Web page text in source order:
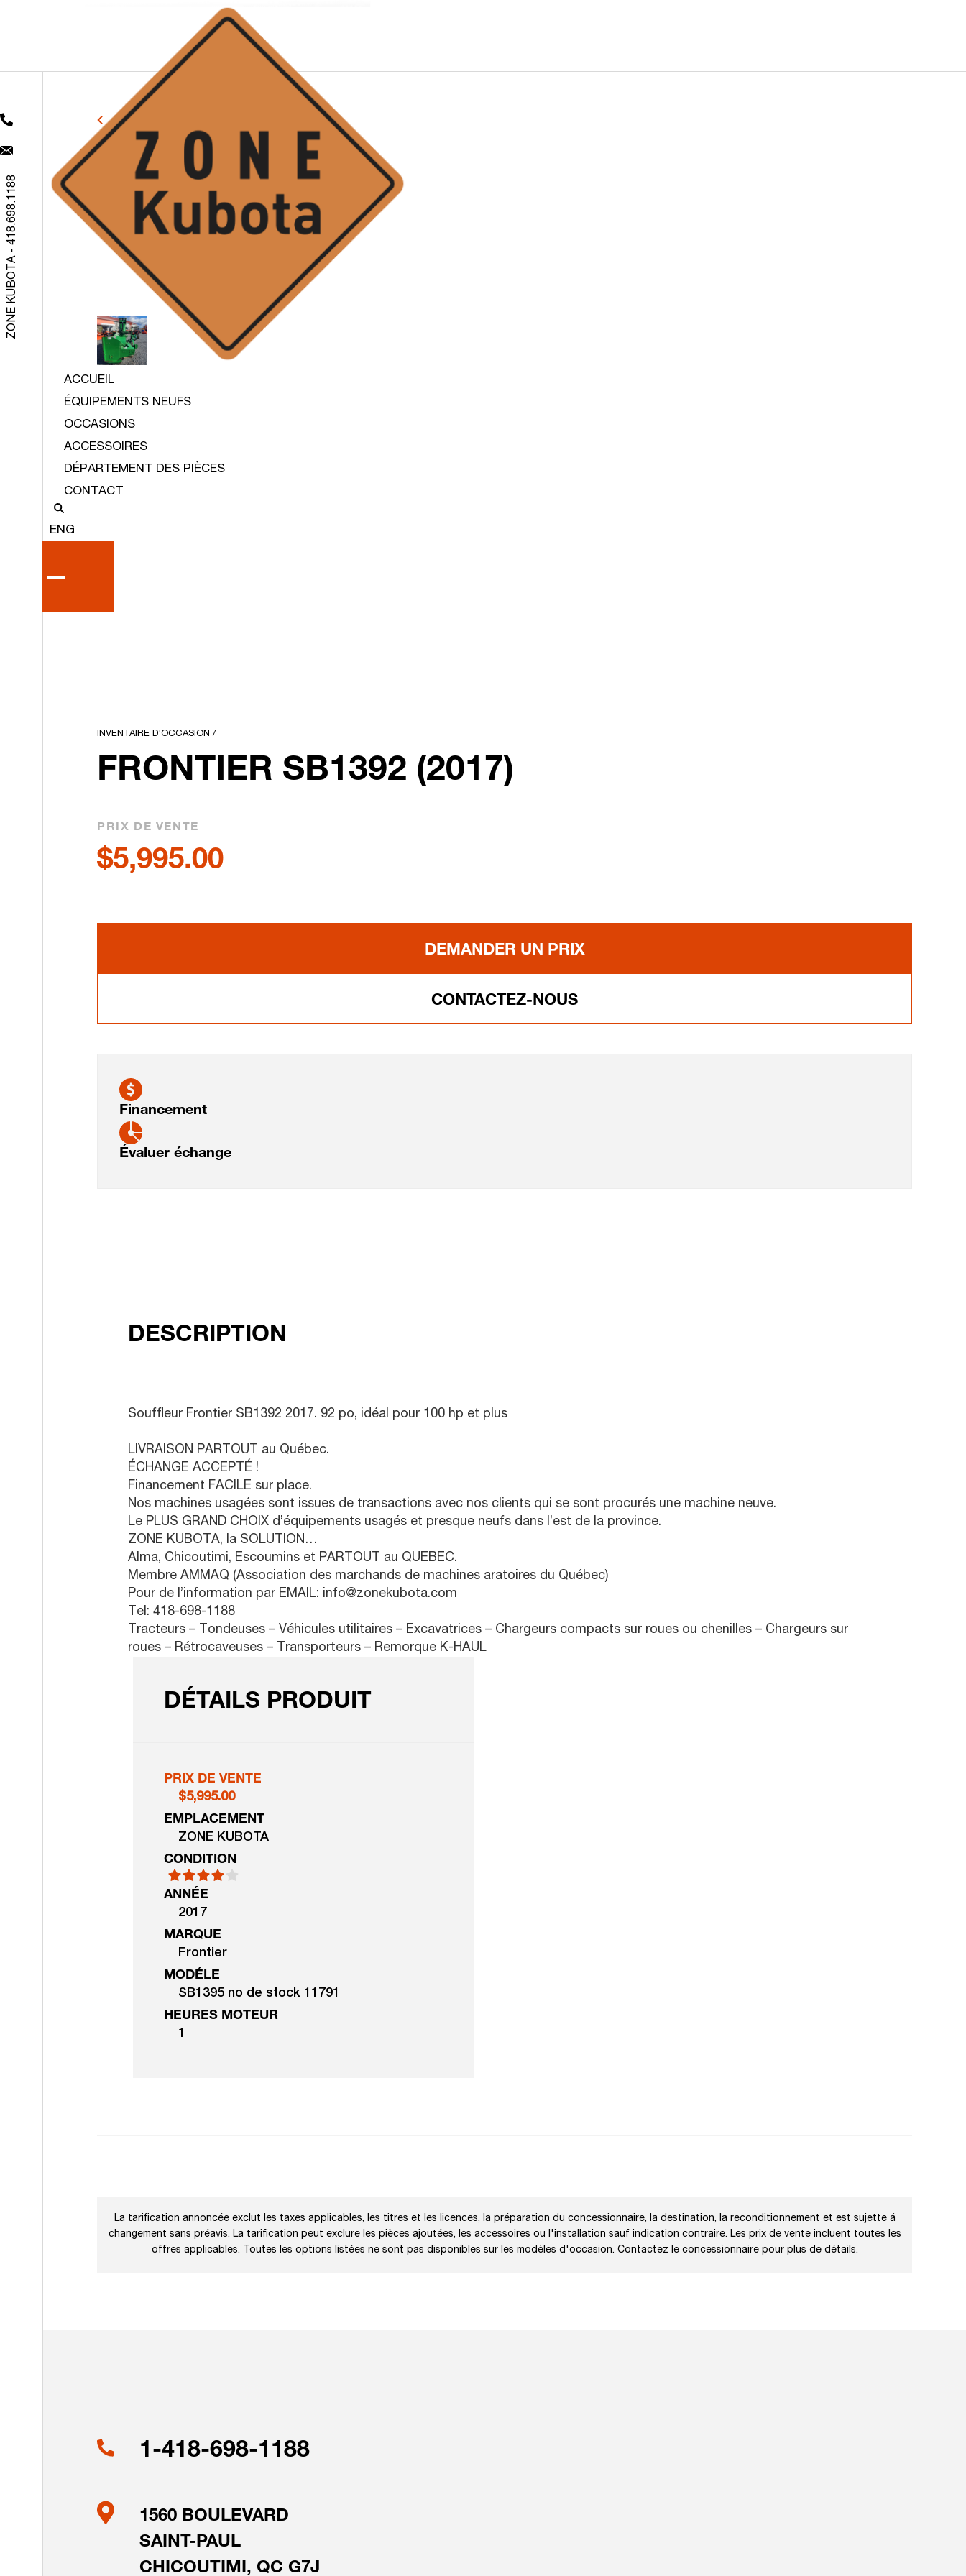
ZONE KUBOTA - 418.698.1188
ACCUEIL
ÉQUIPEMENTS NEUFS
OCCASIONS
ACCESSOIRES
DÉPARTEMENT DES PIÈCES
CONTACT
ENG
RETOUR
INVENTAIRE D'OCCASION /
FRONTIER SB1392 (2017)
PRIX DE VENTE
$5,995.00
DEMANDER UN PRIX
CONTACTEZ-NOUS
Financement
Évaluer échange
DESCRIPTION
Souffleur Frontier SB1392 2017. 92 po, idéal pour 100 hp et plus
LIVRAISON PARTOUT au Québec.
ÉCHANGE ACCEPTÉ !
Financement FACILE sur place.
Nos machines usagées sont issues de transactions avec nos clients qui se sont procurés une machine neuve.
Le PLUS GRAND CHOIX d’équipements usagés et presque neufs dans l’est de la province.
ZONE KUBOTA, la SOLUTION…
Alma, Chicoutimi, Escoumins et PARTOUT au QUEBEC.
Membre AMMAQ (Association des marchands de machines aratoires du Québec)
Pour de l’information par EMAIL: info@zonekubota.com
Tel: 418-698-1188
Tracteurs – Tondeuses – Véhicules utilitaires – Excavatrices – Chargeurs compacts sur roues ou chenilles – Chargeurs sur
roues – Rétrocaveuses – Transporteurs – Remorque K-HAUL
DÉTAILS PRODUIT
PRIX DE VENTE
$5,995.00
EMPLACEMENT
ZONE KUBOTA
CONDITION
ANNÉE
2017
MARQUE
Frontier
MODÉLE
SB1395 no de stock 11791
HEURES MOTEUR
1
La tarification annoncée exclut les taxes applicables, les titres et les licences, la préparation du concessionnaire, la destination, la reconditionnement et est sujette á
changement sans préavis. La tarification peut exclure les pièces ajoutées, les accessoires ou l'installation sauf indication contraire. Les prix de vente incluent toutes les
offres applicables. Toutes les options listées ne sont pas disponibles sur les modèles d'occasion. Contactez le concessionnaire pour plus de détails.
1-418-698-1188
1560 BOULEVARD
SAINT-PAUL
CHICOUTIMI, QC G7J